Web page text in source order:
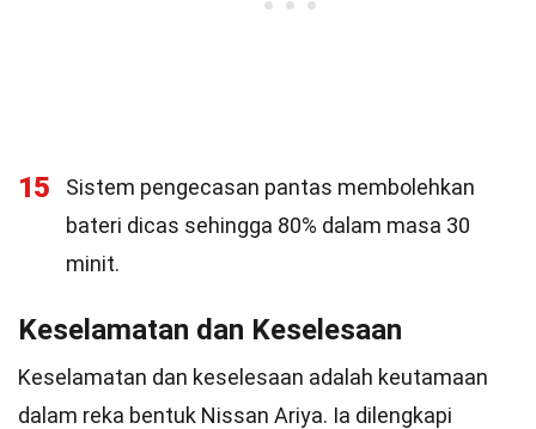
15
Sistem pengecasan pantas membolehkan
bateri dicas sehingga 80% dalam masa 30
minit.
Keselamatan dan Keselesaan
Keselamatan dan keselesaan adalah keutamaan
dalam reka bentuk Nissan Ariya. Ia dilengkapi